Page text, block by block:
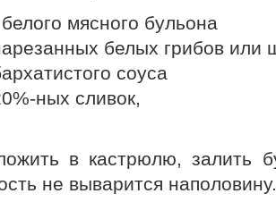
мясного бульона
белых грибов или
соуса
ных сливок,
в кастрюлю, залить
не выварится